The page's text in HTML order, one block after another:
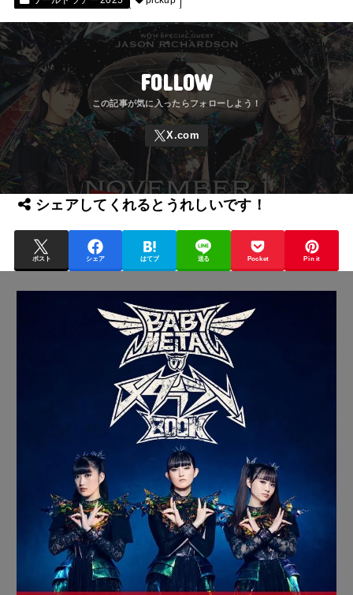
FOLLOW
シェアしてくれるとうれしいです！
ポスト シェア はてブ 送る Pocket Pin it